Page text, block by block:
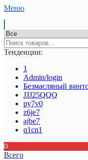
Меню
Тенденции:
1
Admin/login
Безмасляный
JJJ25QQQ
py7v0
z6je7
ajbe7
q1cn1
0
Всего